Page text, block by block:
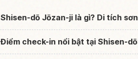
Shisen-dō Jōzan-ji là gì? Di tích
Điểm check-in nổi bật tại Shisen-